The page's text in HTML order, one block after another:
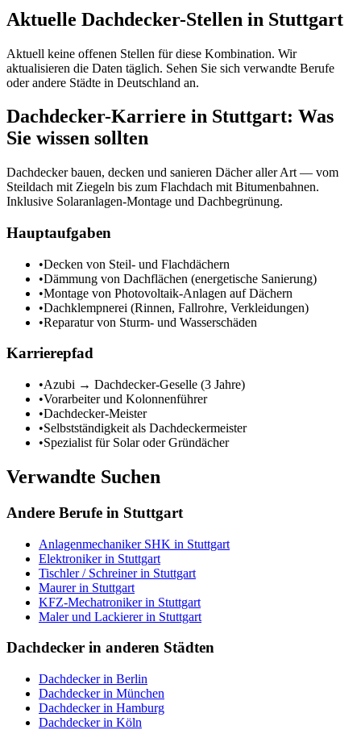
Aktuelle Dachdecker-Stellen in Stuttgart
Aktuell keine offenen Stellen für diese Kombination. Wir
aktualisieren die Daten täglich. Sehen Sie sich verwandte Berufe
oder andere Städte in Deutschland an.
Dachdecker-Karriere in Stuttgart: Was
Sie wissen sollten
Dachdecker bauen, decken und sanieren Dächer aller Art — vom
Steildach mit Ziegeln bis zum Flachdach mit Bitumenbahnen.
Inklusive Solaranlagen-Montage und Dachbegrünung.
Hauptaufgaben
•Decken von Steil- und Flachdächern
•Dämmung von Dachflächen (energetische Sanierung)
•Montage von Photovoltaik-Anlagen auf Dächern
•Dachklempnerei (Rinnen, Fallrohre, Verkleidungen)
•Reparatur von Sturm- und Wasserschäden
Karrierepfad
•Azubi → Dachdecker-Geselle (3 Jahre)
•Vorarbeiter und Kolonnenführer
•Dachdecker-Meister
•Selbstständigkeit als Dachdeckermeister
•Spezialist für Solar oder Gründächer
Verwandte Suchen
Andere Berufe in Stuttgart
Anlagenmechaniker SHK in Stuttgart
Elektronikerin Stuttgart
Tischler / Schreinerin Stuttgart
Maurerin Stuttgart
KFZ-Mechatronikerin Stuttgart
Maler und Lackiererin Stuttgart
Dachdecker in anderen Städten
Dachdeckerin Berlin
Dachdeckerin München
Dachdeckerin Hamburg
Dachdeckerin Köln